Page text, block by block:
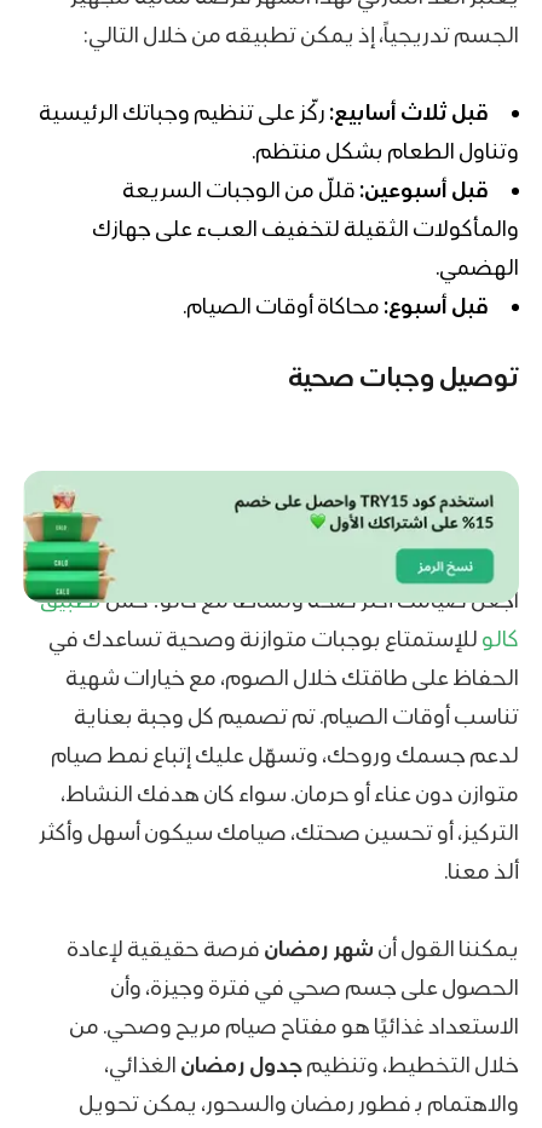
الجسم تدريجياً، إذ يمكن تطبيقه من خلال التالي:
قبل ثلاث أسابيع: ركّز على تنظيم وجباتك الرئيسية
وتناول الطعام بشكل منتظم.
قبل أسبوعين: قللّ من الوجبات السريعة
والمأكولات الثقيلة لتخفيف العبء على جهازك
الهضمي.
قبل أسبوع: محاكاة أوقات الصيام.
توصيل وجبات صحية
اجعل صيامك أكثر صحة ونشاطًا مع كالو! حمّلتطبيق
كالو للإستمتاع بوجبات متوازنة وصحية تساعدك في
الحفاظ على طاقتك خلال الصوم، مع خيارات شهية
تناسب أوقات الصيام. تم تصميم كل وجبة بعناية
لدعم جسمك وروحك، وتسهّل عليك إتباع نمط صيام
متوازن دون عناء أو حرمان. سواء كان هدفك النشاط،
التركيز، أو تحسين صحتك، صيامك سيكون أسهل وأكثر
ألذ معنا.
يمكننا القول أن شهر رمضان فرصة حقيقية لإعادة
الحصول على جسم صحي في فترة وجيزة، وأن
الاستعداد غذائيًا هو مفتاح صيام مريح وصحي. من
خلال التخطيط، وتنظيمجدول رمضان الغذائي،
والاهتمام بـ فطور رمضان والسحور، يمكن تحويل